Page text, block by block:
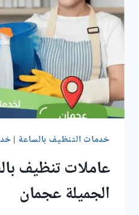
خدمات التنظيف بالساعة |
عاملات تنظيف
الجميلة عجمان